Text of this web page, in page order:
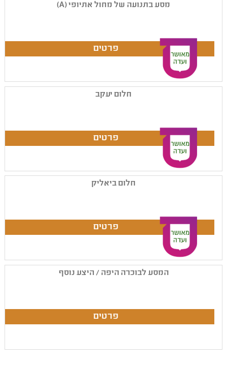
מסע בתנועה של מחול אתיופי (A)
חלום יעקב
חלום ביאליק
המסע לבוכרה היפה / היצע נוסף